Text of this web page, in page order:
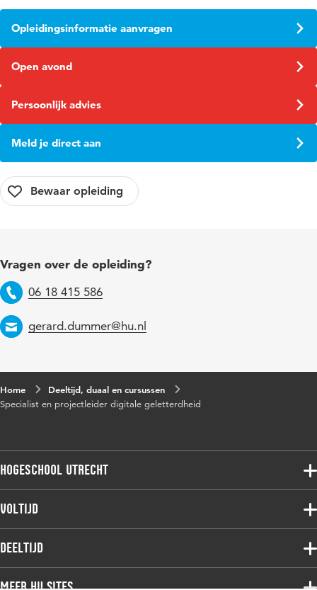
Opleidingsinformatie aanvragen
Open avond
Persoonlijk advies
Meld je direct aan
Vragen over de opleiding?
Telefoon
06 18 415 586
Email
gerard.dummer@hu.nl
Home
Deeltijd, duaal en cursussen
Specialist en projectleider digitale geletterdheid
Hogeschool Utrecht
Voltijdopleidingen
Deeltijdopleidingen
Onderzoek
Voltijd
Associate degree
Bachelor
Deeltijd
Associate degree